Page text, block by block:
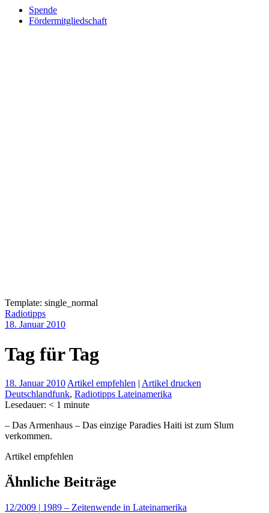
Spende
Fördermitgliedschaft
Template: single_normal
Radiotipps
18. Januar 2010
Tag für Tag
18. Januar 2010 Artikel empfehlen | Artikel drucken
Deutschlandfunk, Radiotipps Lateinamerika
Lesedauer: < 1 minute
– Das Armenhaus – Das einzige Paradies Haiti ist zum Slum
verkommen.
Artikel empfehlen
Ähnliche Beiträge
12/2009 | 1989 – Zeitenwende in Lateinamerika